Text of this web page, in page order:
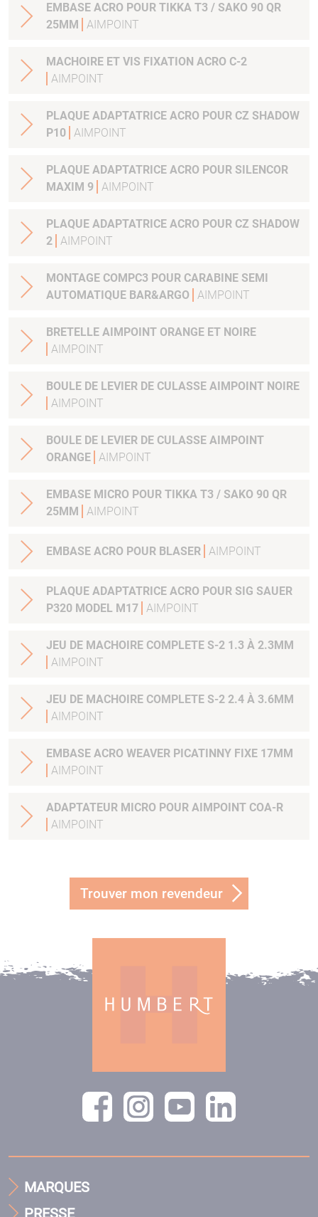
EMBASE ACRO POUR TIKKA T3 / SAKO 90 QR
25MM
AIMPOINT
MACHOIRE ET VIS FIXATION ACRO C-2
AIMPOINT
PLAQUE ADAPTATRICE ACRO POUR CZ SHADOW
P10 AIMPOINT
PLAQUE ADAPTATRICE ACRO POUR SILENCOR
MAXIM 9
AIMPOINT
PLAQUE ADAPTATRICE ACRO POUR CZ SHADOW
2 AIMPOINT
MONTAGE COMPC3 POUR CARABINE SEMI
AUTOMATIQUE BAR&ARGO
AIMPOINT
BRETELLE AIMPOINT ORANGE ET NOIRE
AIMPOINT
BOULE DE LEVIER DE CULASSE AIMPOINT NOIRE
AIMPOINT
BOULE DE LEVIER DE CULASSE AIMPOINT
ORANGE AIMPOINT
EMBASE MICRO POUR TIKKA T3 / SAKO 90 QR
25MM
AIMPOINT
EMBASE ACRO POUR BLASER AIMPOINT
PLAQUE ADAPTATRICE ACRO POUR SIG SAUER
P320 MODEL M17 AIMPOINT
JEU DE MACHOIRE COMPLETE S-2 1.3 À 2.3MM
AIMPOINT
JEU DE MACHOIRE COMPLETE S-2 2.4 À 3.6MM
AIMPOINT
EMBASE ACRO WEAVER PICATINNY FIXE 17MM
AIMPOINT
ADAPTATEUR MICRO POUR AIMPOINT COA-R
AIMPOINT
Trouver mon revendeur
MARQUES
PRESSE